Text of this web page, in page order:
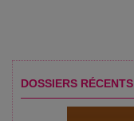
DOSSIERS RÉCENTS